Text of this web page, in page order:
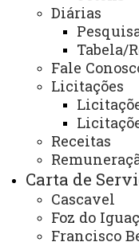
Diárias
Tabela/
Fale
Licitações
Receitas
Carta de
Cascavel
Foz do
Francisco
Relações
ÓRGÃO DE APOIO
Unioeste INOVA -
ÓRGÃOS
Coordenadoria de
Editora
Gráfica Universitária